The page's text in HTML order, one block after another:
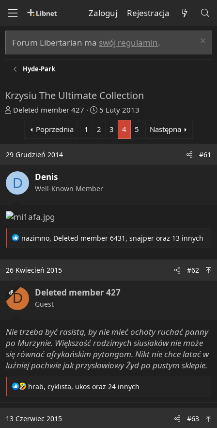
Zaloguj Rejestracja
Forum Libertarian ma swój regulamin.
Hyde-Park
Krzysiu The Ultimate Collection
T
s
t
a
t
e
r
Deleted member 427
R
z
t
5 Luty 2013
Poprzednia
1 2 3 4 5 Następna
29 Grudzień 2014 #61
D Denis
Well-Known Member
R
t
o
n
s
nazimno, Deleted member 6431 , snajper oraz 13 innych
26 Kwiecień 2015 #62
OPD Deleted member 427
Guest
Nie trzeba być rasistą, by nie mieć ochoty ruchać panny
po Murzynie. Większość rodzimych siusiaków nie może
się równać afrykańskim pytongom. Nikt nie chce latać w
luźniej pochwie jak przysłowiowy Żyd po pustym sklepie.
R
t
hrab, cyklista, ukos oraz 24 innych
13 Czerwiec 2015 #63